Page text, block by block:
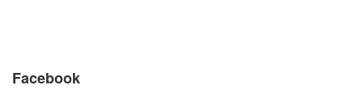
Facebook